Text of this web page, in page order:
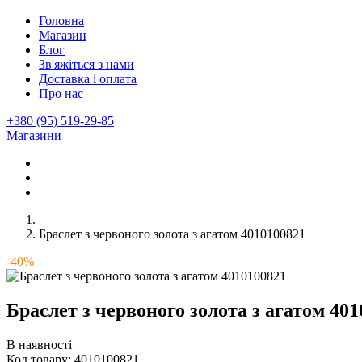
Головна
Магазин
Блог
Зв'яжіться з нами
Доставка і оплата
Про нас
+380 (95) 519-29-85
Магазини
Браслет з червоного золота з агатом 4010100821
-40%
Браслет з червоного золота з агатом
В наявності